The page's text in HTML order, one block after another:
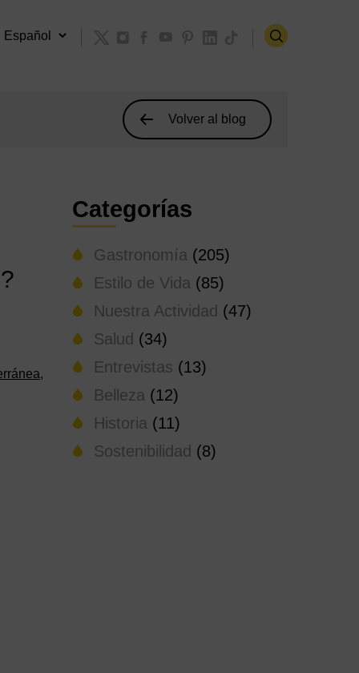
Volver al blog
,
Categorías
Gastronomía (205)
Estilo de Vida (85)
Nuestra Actividad (47)
Salud (34)
Entrevistas (13)
Belleza (12)
Historia (11)
Sostenibilidad (8)